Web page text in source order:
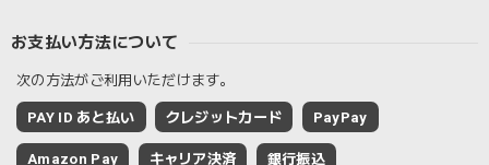
お支払い方法について
次の方法がご利用いただけます。
PAY ID あと払い クレジットカード PayPay
Amazon Pay キャリア決済 銀行振込